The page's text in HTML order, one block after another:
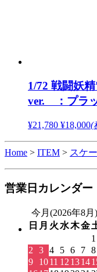
1/72 戦闘妖
ver. ：プラ
¥21,780 ¥18,000(
Home > ITEM > スケ
営業日カレンダー
今月(2026年8月)
日 月 火 水木金
1
2
3 4 5 6 7 8
9
1011 12 1314